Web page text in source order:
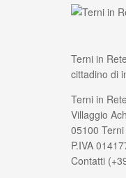
Terni in
cittadino di
Terni in
Villaggio
05100
P.IVA
Contatti